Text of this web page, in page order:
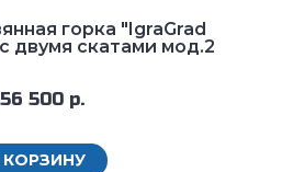
горка "IgraGrad
двумя скатами мод.2
500 р.
КОРЗИНУ